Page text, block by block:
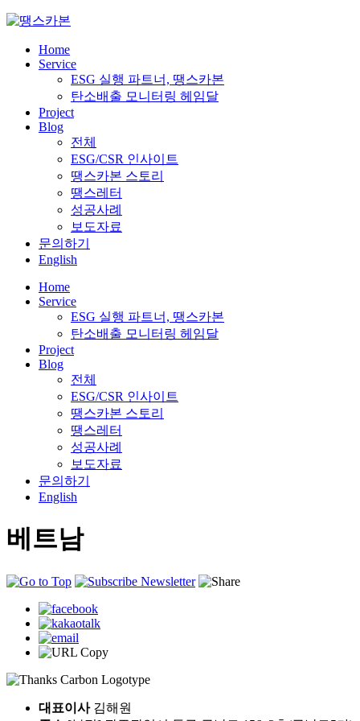
Skip
contentHome
Service
ESG 실행 파트너, 땡스카본
탄소배출 모니터링 헤임달
Project
Blog
전체
ESG/CSR 인사이트
땡스카본 스토리
땡스레터
성공사례
보도자료
문의하기
English
Home
Service
ESG 실행 파트너, 땡스카본
탄소배출 모니터링 헤임달
Project
Blog
전체
ESG/CSR 인사이트
땡스카본 스토리
땡스레터
성공사례
보도자료
문의하기
English
베트남
대표이사김해원